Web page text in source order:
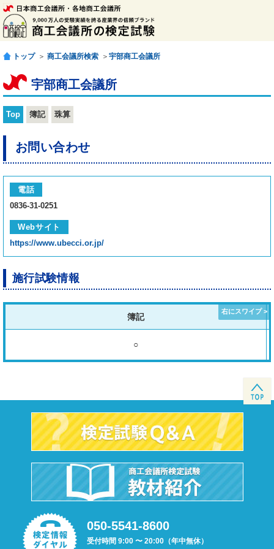
トップ ＞ 商工会議所検索 ＞ 宇部商工会議所
宇部商工会議所
Top 簿記 珠算
お問い合わせ
電話
0836-31-0251
Webサイト
https://www.ubecci.or.jp/
施行試験情報
簿記
○
050-5541-8600
受付時間 9:00 〜 20:00（年中無休）